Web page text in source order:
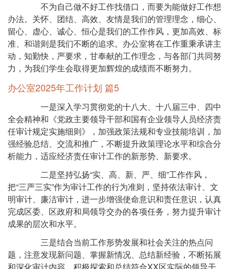
不为自己做不好工作找借口，而要为能做好工作想
办法。关怀、团结、高效、友情是我们的管理理念，细心、
留心、虚心、诚心、恒心是我们的工作作风，更加高效、标
准、和谐则是我们不断的追求。办公室将在工作重秉承讲主
动，知勤快，严要求，甘奉献的工作理念，与各部门共同努
力，为我们学生会取得更加辉煌的成绩而不断努力。
办公室2025年工作计划 篇5
一是深入学习贯彻党的十八大、十八届三中、四中
全会精神和《党政主要领导干部和国有企业领导人员经济责
任审计规定实施细则》，加强政策法规和专业技能培训，加
强经验总结、交流和推广，不断提升政策理论水平和综合分
析能力，适应经济责任审计工作的新形势、新要求。
二是坚持弘扬“实、高、新、严、细”工作作风，
把“三严三实”作为审计工作的行为准则，坚持依法审计、文
明审计、廉洁审计，进一步增强使命意识和责任意识，认真
完成区委、区政府和局领导交办的各项任务，努力提升审计
成果的层次和水平。
三是结合当前工作形势发展和社会关注的热点问
题，注意发现新问题、掌握新情况、总结新经验，不断拓展